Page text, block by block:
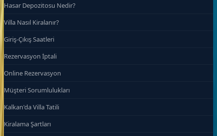
Hasar Depozitosu Nedir?
Villa Nasıl Kiralanır?
Giriş-Çıkış Saatleri
Rezervasyon İptali
Online Rezervasyon
Müşteri Sorumlulukları
Kalkan'da Villa Tatili
Kiralama Şartları